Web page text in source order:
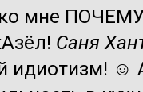
мне
Саня
идиотизм! ☺